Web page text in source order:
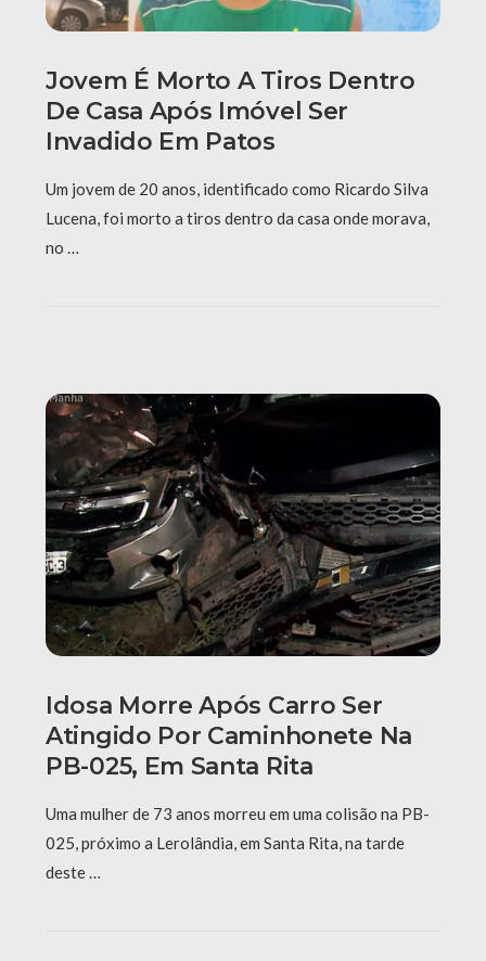
Jovem É Morto A Tiros Dentro
De Casa Após Imóvel Ser
Invadido Em Patos
Um jovem de 20 anos, identificado como Ricardo Silva
Lucena, foi morto a tiros dentro da casa onde morava,
no …
Idosa Morre Após Carro Ser
Atingido Por Caminhonete Na
PB-025, Em Santa Rita
Uma mulher de 73 anos morreu em uma colisão na PB-
025, próximo a Lerolândia, em Santa Rita, na tarde
deste …